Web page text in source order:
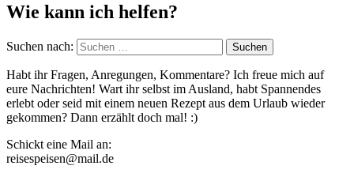
Wie kann ich helfen?
Suchen nach:
Habt ihr Fragen, Anregungen, Kommentare? Ich freue mich auf
eure Nachrichten! Wart ihr selbst im Ausland, habt Spannendes
erlebt oder seid mit einem neuen Rezept aus dem Urlaub wieder
gekommen? Dann erzählt doch mal! :)
Schickt eine Mail an:
reisespeisen@mail.de